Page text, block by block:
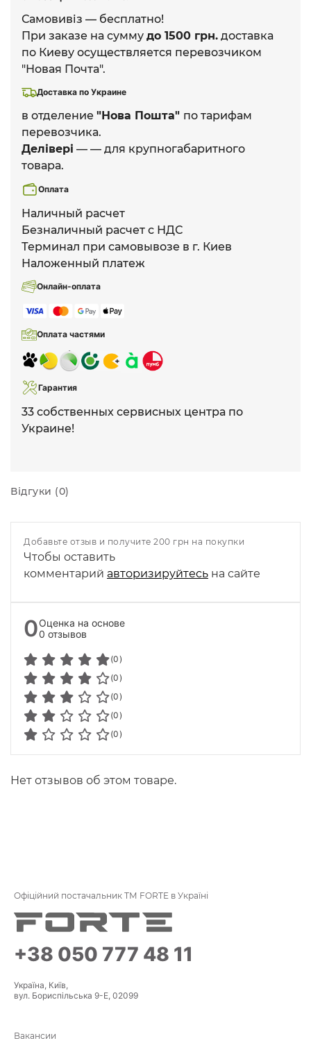
Самовивіз — бесплатно!
При заказе на сумму до 1500 грн. доставка
по Киеву осуществляется перевозчиком
"Новая Почта".
Доставка по Украине
в отделение "Нова Пошта" по тарифам
перевозчика.
Делівері — — для крупногабаритного
товара.
Оплата
Наличный расчет
Безналичный расчет с НДС
Терминал при самовывозе в г. Киев
Наложенный платеж
Онлайн-оплата
Оплата частями
Гарантия
33 собственных сервисных центра по
Украине!
Відгуки (0)
Добавьте отзыв и получите 200 грн на покупки
Чтобы оставить
комментарий авторизируйтесь на сайте
0Оценка на основе
0 отзывов
(0)
(0)
(0)
(0)
(0)
Нет отзывов об этом товаре.
Офіційний постачальник ТМ FORTE в Україні
+38 050 777 48 11
Україна, Київ,
вул. Бориспільська 9-Е, 02099
Вакансии